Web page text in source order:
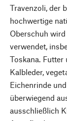
Travenzoli, der
hochwertige
Oberschuh
verwendet,
Toskana. Futter
Kalbleder,
Eichenrinde
überwiegend
ausschließlich